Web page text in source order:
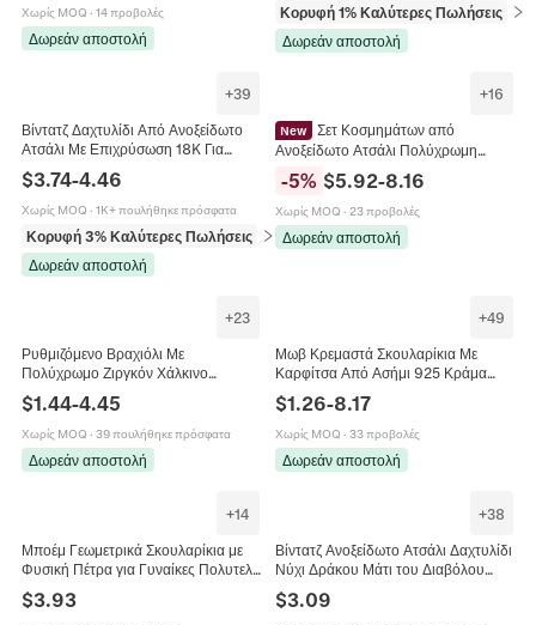
Χωρίς MOQ · 14 προβολές
Δωρεάν αποστολή
Κορυφή 1% Καλύτερες Πωλήσεις
σε
Δωρεάν αποστολή
+39
Βίντατζ Δαχτυλίδι Από Ανοξείδωτο
Ατσάλι Με Επιχρύσωση 18K Για
Γυναίκες Καρδιά Λουλούδι Σμάλτο
Φυσική Πέτρα Ζιρκόνια
$3.74-4.46
Χωρίς MOQ · 1K+ πουλήθηκε πρόσφατα
Κορυφή 3% Καλύτερες Πωλήσεις
σε Δαχτυλίδια
Δωρεάν αποστολή
+16
New
Σετ Κοσμημάτων από
Ανοξείδωτο Ατσάλι Πολύχρωμη
Ρητίνη Καρδιά Ζιργκόν Χρυσό Ασημί
Επιχρυσωμένο Πολυεπίπεδο Κολιέ
Και Βραχιόλι Γυναικεία Μόδα
-5% $5.92-8.16
Χωρίς MOQ · 23 προβολές
Δωρεάν αποστολή
+23
Ρυθμιζόμενο Βραχιόλι Με
Πολύχρωμο Ζιργκόν Χάλκινο
Γεωμετρικό Σχέδιο Κομψά
Κοσμήματα Μόδας Για Γυναίκες
$1.44-4.45
Χωρίς MOQ · 39 πουλήθηκε πρόσφατα
Δωρεάν αποστολή
+49
Μωβ Κρεμαστά Σκουλαρίκια Με
Καρφίτσα Από Ασήμι 925 Κράμα
Στρας Πολυτελή Vintage Φιόγκος
Φούντα Για Γυναίκες
$1.26-8.17
Χωρίς MOQ · 33 προβολές
Δωρεάν αποστολή
+14
Μποέμ Γεωμετρικά Σκουλαρίκια με
Φυσική Πέτρα για Γυναίκες Πολυτελή
Χάλκινα Επιχρυσωμένα Ασημένια
Ορθογώνια Έθνικ Κοσμήματα
$3.93
+38
Βίντατζ Ανοξείδωτο Ατσάλι Δαχτυλίδι
Νύχι Δράκου Μάτι του Διαβόλου
Γοτθικό Πανκ Νύχι Αετού Ανοιχτό
Δαχτυλίδι για Άνδρες Γυναίκες
$3.09